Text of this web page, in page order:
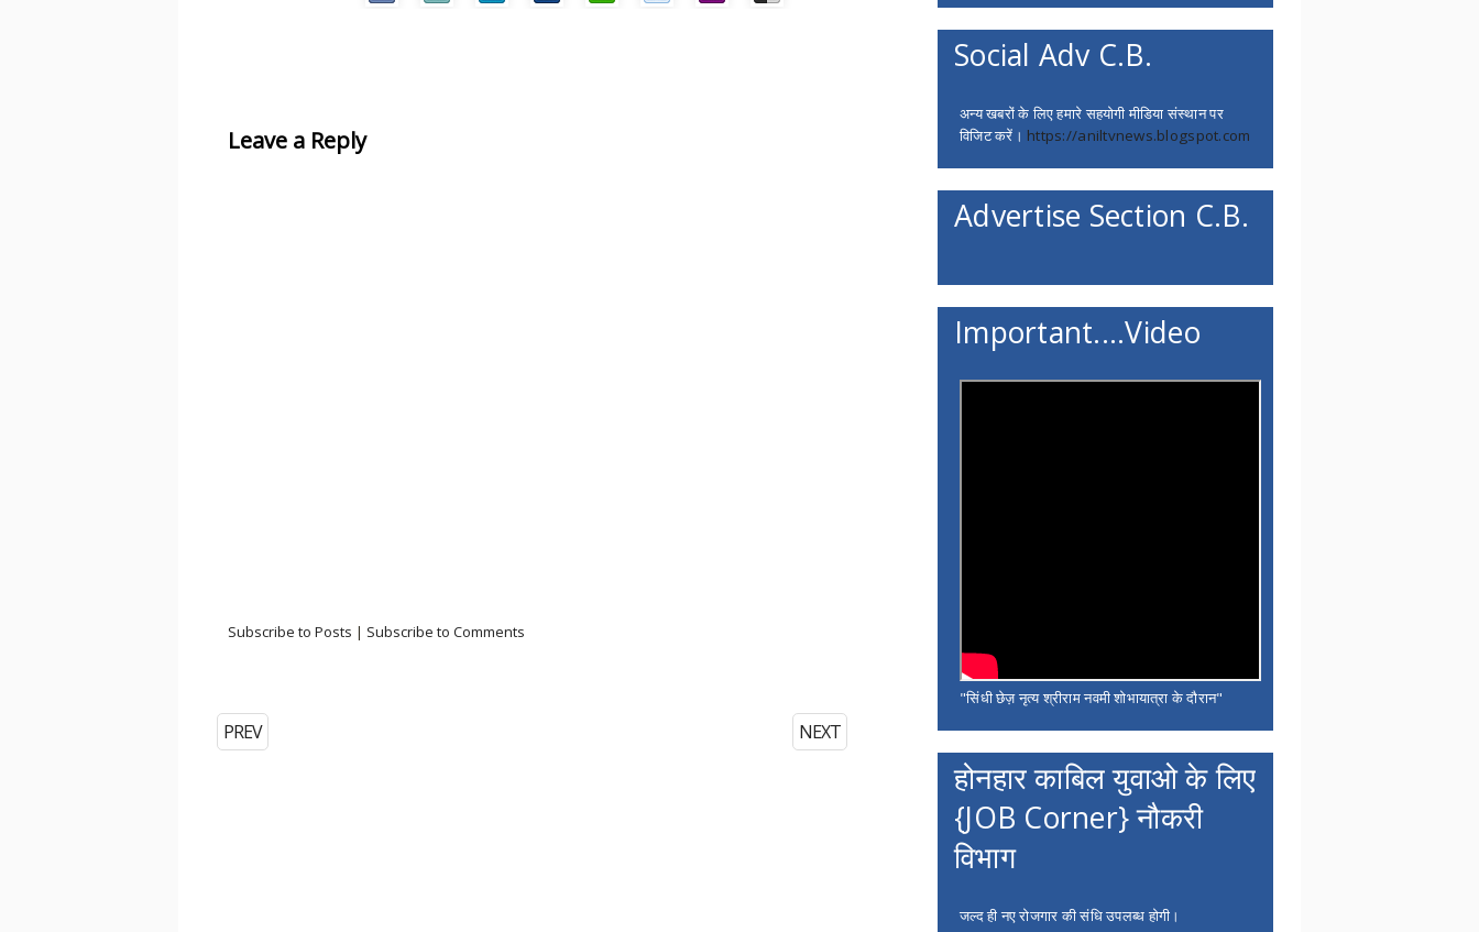
Leave a Reply
Subscribe to Posts | Subscribe to Comments
NEXT
PREV
Social Adv C.B.
अन्य खबरों के लिए हमारे सहयोगी मीडिया संस्थान पर
विजिट करें। https://aniltvnews.blogspot.com
Advertise Section C.B.
Important....Video
"सिंधी छेज़ नृत्य श्रीराम नवमी शोभायात्रा के दौरान"
होनहार काबिल युवाओ के लिए
{JOB Corner} नौकरी
विभाग
जल्द ही नए रोजगार की संधि उपलब्ध होगी।